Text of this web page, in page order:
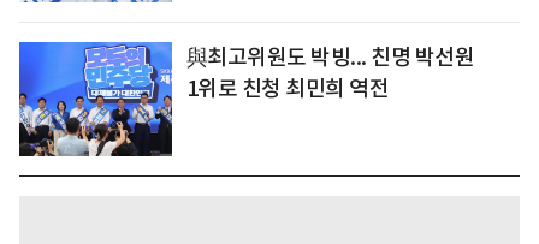
與최고위원도 박빙... 친명 박선원
1위로 친청 최민희 역전